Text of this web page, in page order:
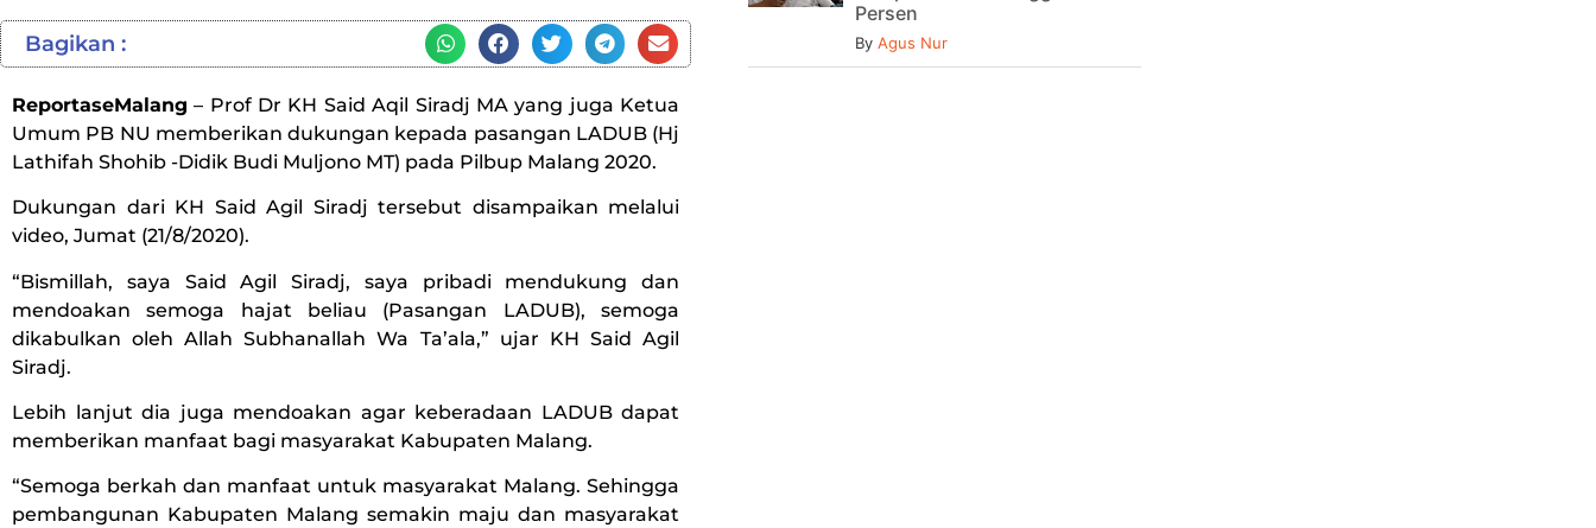
Bagikan :
ReportaseMalang – Prof Dr KH Said Aqil Siradj MA yang juga Ketua
Umum PB NU memberikan dukungan kepada pasangan LADUB (Hj
Lathifah Shohib -Didik Budi Muljono MT) pada Pilbup Malang 2020.
Dukungan dari KH Said Agil Siradj tersebut disampaikan melalui
video, Jumat (21/8/2020).
“Bismillah, saya Said Agil Siradj, saya pribadi mendukung dan
mendoakan semoga hajat beliau (Pasangan LADUB), semoga
dikabulkan oleh Allah Subhanallah Wa Ta’ala,” ujar KH Said Agil
Siradj.
Lebih lanjut dia juga mendoakan agar keberadaan LADUB dapat
memberikan manfaat bagi masyarakat Kabupaten Malang.
“Semoga berkah dan manfaat untuk masyarakat Malang. Sehingga
pembangunan Kabupaten Malang semakin maju dan masyarakat
Persen
By Agus Nur